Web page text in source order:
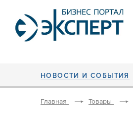
НОВОСТИ И СОБЫТИЯ
Главная Товары